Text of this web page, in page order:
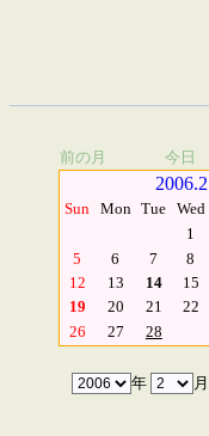
前の月 今日
2006.2
Sun Mon Tue Wed
1
5
6 7 8
12
13 14 15
19
20 21 22
26
27 28
年 月